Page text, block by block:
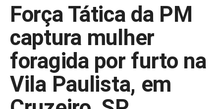
Força Tática da PM
captura mulher
foragida por furto na
Vila Paulista, em